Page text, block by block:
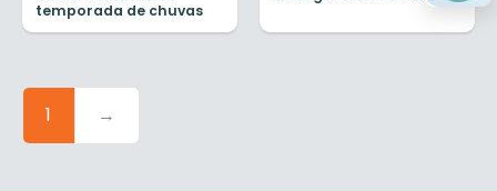
temporada de chuvas
1 →